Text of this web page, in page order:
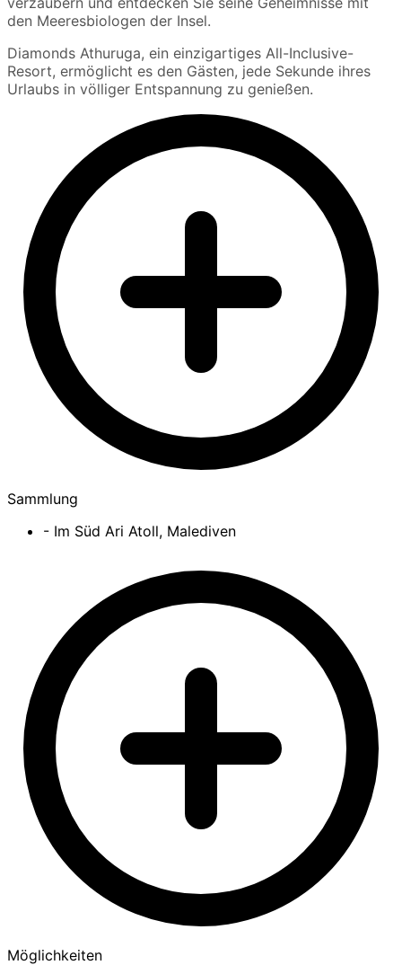
den Meeresbiologen der Insel.
Diamonds Athuruga, ein einzigartiges All-Inclusive-
Resort, ermöglicht es den Gästen, jede Sekunde ihres
Urlaubs in völliger Entspannung zu genießen.
Sammlung
- Im Süd Ari Atoll, Malediven
Möglichkeiten